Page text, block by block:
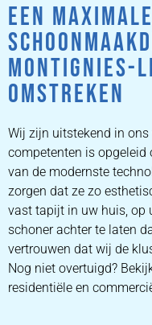
EEN MAXIMALE
MONTIGNIES-
OMSTREKEN
Wij zijn uitstekend in
competenten is
van de modernste
zorgen dat ze zo
vast tapijt in uw huis, op
schoner achter te laten
vertrouwen dat wij de
Nog niet overtuigd?
residentiële en